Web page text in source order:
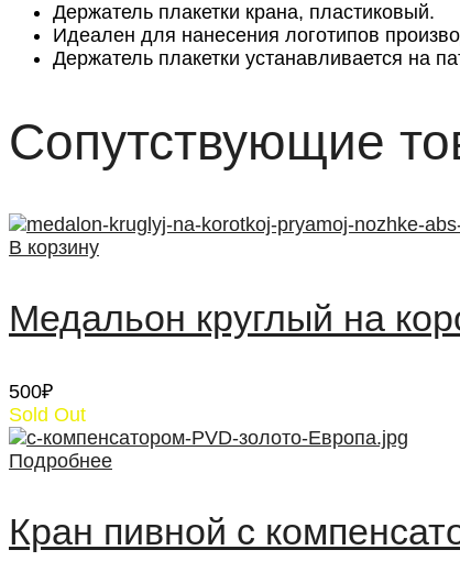
Держатель плакетки крана, пластиковый.
Идеален для нанесения логотипов
Держатель плакетки устанавливается на
Сопутствующие
В корзину
Медальон круглый на
500₽
Sold Out
Подробнее
Кран пивной с